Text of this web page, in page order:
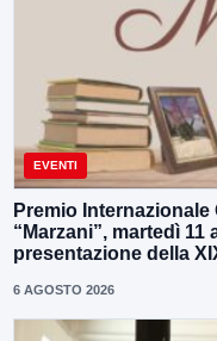
EVENTI
Premio
“Marzani”, martedì
presentazione della
6 AGOSTO 2026